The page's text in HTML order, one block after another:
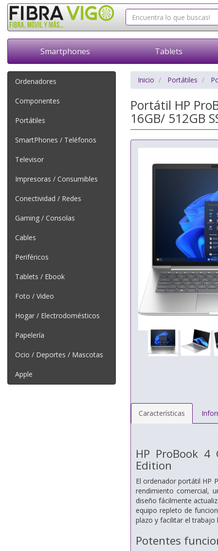
Smartphones Tablets
Ordenadores
Componentes
Portátiles
SmartPhones / Teléfonos
Televisor
Impresoras / Consumibles
Conectividad / Redes
Gaming / Consolas
Cables
Periféricos
Tablets / Ebook
Foto / Video
Hogar / Electrodomésticos
Papelería
Ocio / Deportes / Mascotas
Apple
Inicio Portátiles
Portátil HP
16GB/ 512GB
Características
HP ProBook 4
Edition
El ordenador portátil HP
rendimiento comercial,
diseño fácilmente
equipo repleto de
plazo y facilitar el trabajo
Potentes